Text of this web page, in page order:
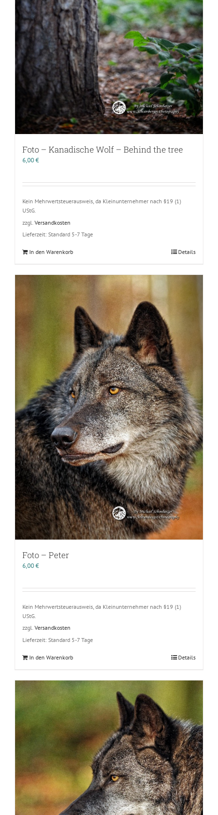
Foto – Kanadische Wolf – Behind the tree
6,00€
Kein Mehrwertsteuerausweis, da Kleinunternehmer nach §19 (1)
UStG.
zzgl. Versandkosten
Lieferzeit: Standard 5-7 Tage
In den Warenkorb Details
Foto – Peter
6,00€
Kein Mehrwertsteuerausweis, da Kleinunternehmer nach §19 (1)
UStG.
zzgl. Versandkosten
Lieferzeit: Standard 5-7 Tage
In den Warenkorb Details